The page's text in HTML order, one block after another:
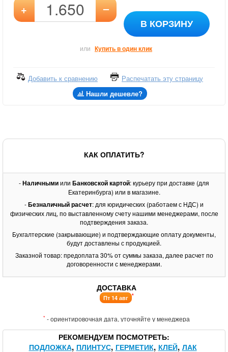
+ –
В КОРЗИНУ
или Купить в один клик
Добавить к сравнению
Распечатать эту страницу
Нашли дешевле?
КАК ОПЛАТИТЬ?
-Наличнымиили Банковской картой: курьеру при доставке (для
Екатеринбурга) или в магазине.
-Безналичный расчет: для юридических (работаем с НДС) и
физических лиц, по выставленному счету нашими менеджерами, после
подтверждения заказа.
Бухгалтерские (закрывающие) и подтверждающие оплату документы,
будут доставлены с продукцией.
Заказной товар: предоплата 30% от суммы заказа, далее расчет по
договоренности с менеджерами.
ДОСТАВКА
Пт 14 авг *
* - ориентировочная дата, уточняйте у менеджера
РЕКОМЕНДУЕМ ПОСМОТРЕТЬ
ПОДЛОЖКА ПЛИНТУС ГЕРМЕТИК КЛЕЙ ЛАК